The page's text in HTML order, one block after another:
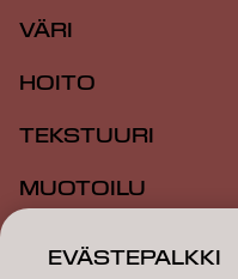
VÄRI
HOITO
TEKSTUURI
MUOTOILU
INSPIRAATIO
EVÄSTEPALKKI